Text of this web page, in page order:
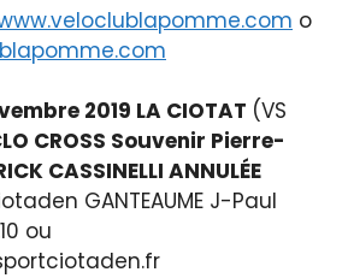
o
2019 LA CIOTAT (VS
CROSS Souvenir Pierre-
CASSINELLI ANNULÉE
GANTEAUME J-Paul
ou